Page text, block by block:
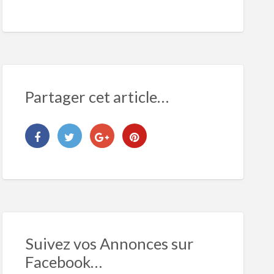
Partager cet article…
Suivez vos Annonces sur
Facebook…